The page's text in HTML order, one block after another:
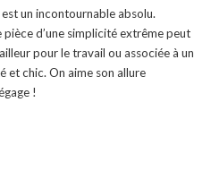
un incontournable absolu.
d’une simplicité extrême peut
pour le travail ou associée à un
et chic. On aime son allure
!